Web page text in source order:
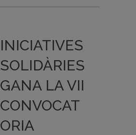
INICIATIVES
SOLIDÀRIES
GANA LA VII
CONVOCAT
ORIA